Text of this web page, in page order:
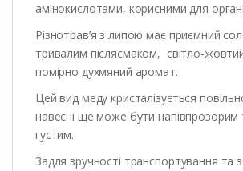
амінокислотами, корисними для
Різнотрав’я з липою має приємний
тривалим післясмаком, світло-
помірно духмяний аромат.
Цей вид меду кристалізується
навесні ще може бути напівпрозорим
густим.
Задля зручності транспортування та